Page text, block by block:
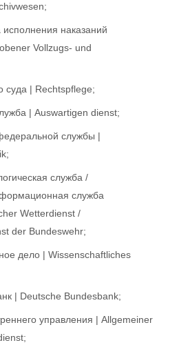
наказаний
Vollzugs- und
суда | Rechtspflege;
| Auswartigen dienst;
службы |
служба /
служба
Wetterdienst /
der Bundeswehr;
дело | Wissenschaftliches
| Deutsche Bundesbank;
управления | Allgemeiner